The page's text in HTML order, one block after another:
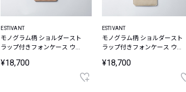
ESTIVANT
モノグラム柄 ショルダースト
ラップ付きフォンケース ウル
¥18,700
ESTIVANT
モノグラム柄 ショルダースト
ラップ付きフォンケース ウル
¥18,700